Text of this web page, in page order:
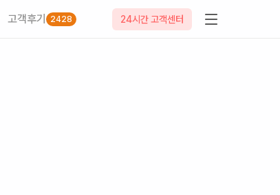
고객후기 2428 24시간 고객센터